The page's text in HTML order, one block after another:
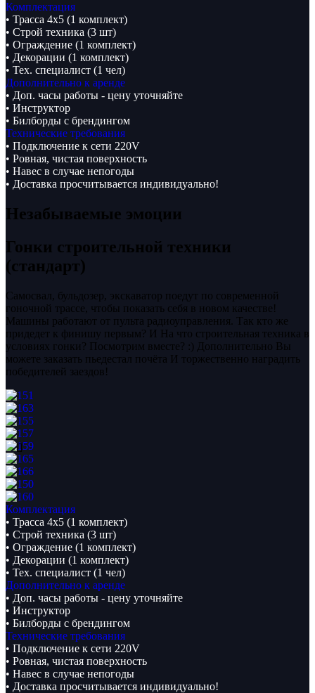
Комплектация
• Трасса 4х5 (1 комплект)
• Строй техника (3 шт)
• Ограждение (1 комплект)
• Декорации (1 комплект)
• Тех. специалист (1 чел)
Дополнительно к аренде
• Доп. часы работы - цену уточняйте
• Инструктор
• Билборды с брендингом
Технические требования
• Подключение к сети 220V
• Ровная, чистая поверхность
• Навес в случае непогоды
• Доставка просчитывается индивидуально!
Незабываемые эмоции
Гонки строительной техники
(стандарт)
Самосвал, бульдозер, экскаватор поедут по современной
гоночной трассе, чтобы показать себя в новом качестве!
Машины работают от пульта радиоуправления. Так кто же
придедет к финишу первым? И На что строительная техника в
условиях гонки? Посмотрим вместе? :) Дополнительно Вы
можете заказать пьедестал почёта И торжественно наградить
победителей заездов!
Комплектация
• Трасса 4х5 (1 комплект)
• Строй техника (3 шт)
• Ограждение (1 комплект)
• Декорации (1 комплект)
• Тех. специалист (1 чел)
Дополнительно к аренде
• Доп. часы работы - цену уточняйте
• Инструктор
• Билборды с брендингом
Технические требования
• Подключение к сети 220V
• Ровная, чистая поверхность
• Навес в случае непогоды
• Доставка просчитывается индивидуально!